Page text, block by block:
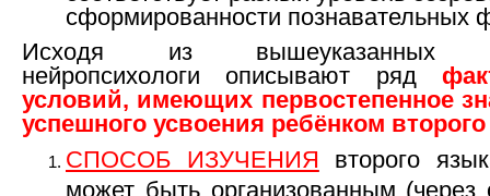
сформированности познавательных
Исходя из вышеуказанных
нейропсихологи описывают ряд
условий, имеющих первостепенное
успешного усвоения ребёнком
СПОСОБ ИЗУЧЕНИЯ второго
может быть организованным (через